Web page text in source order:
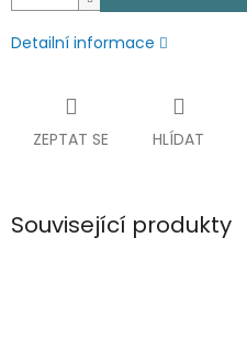
Detailní informace
ZEPTAT SE HLÍDAT
Související produkty